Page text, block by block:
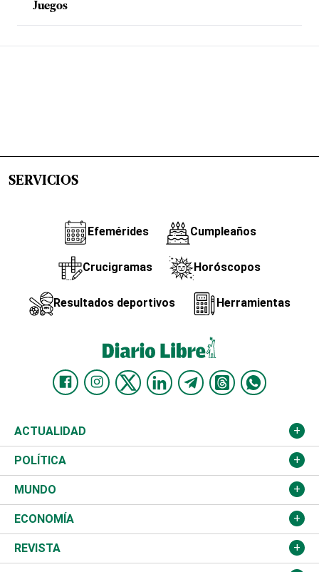
Juegos
SERVICIOS
Efemérides Cumpleaños
Crucigramas Horóscopos
Resultados deportivos Herramientas
ACTUALIDAD
Nacional
Ciudad
Educación
Salud
POLÍTICA
Partidos
JCE
TSE
MUNDO
Estados Unidos
América Latina
ECONOMÍA
Finanzas
REVISTA